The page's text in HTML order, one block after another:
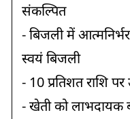
संकल्पित
- बिजली में
स्वयं बिजली
- 10 प्रतिशत राशि
- खेती को लाभदायक